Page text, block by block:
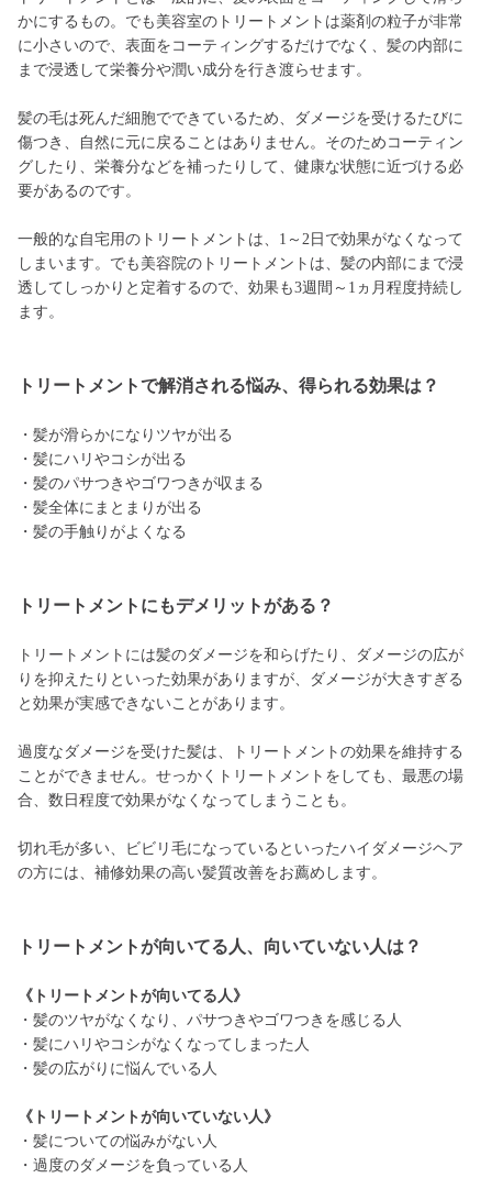
かにするもの。でも美容室のトリートメントは薬剤の粒子が非常
に小さいので、表面をコーティングするだけでなく、髪の内部に
まで浸透して栄養分や潤い成分を行き渡らせます。
髪の毛は死んだ細胞でできているため、ダメージを受けるたびに
傷つき、自然に元に戻ることはありません。そのためコーティン
グしたり、栄養分などを補ったりして、健康な状態に近づける必
要があるのです。
一般的な自宅用のトリートメントは、1～2日で効果がなくなって
しまいます。でも美容院のトリートメントは、髪の内部にまで浸
透してしっかりと定着するので、効果も3週間～1ヵ月程度持続し
ます。
トリートメントで解消される悩み、得られる効果は？
・髪が滑らかになりツヤが出る
・髪にハリやコシが出る
・髪のパサつきやゴワつきが収まる
・髪全体にまとまりが出る
・髪の手触りがよくなる
トリートメントにもデメリットがある？
トリートメントには髪のダメージを和らげたり、ダメージの広が
りを抑えたりといった効果がありますが、ダメージが大きすぎる
と効果が実感できないことがあります。
過度なダメージを受けた髪は、トリートメントの効果を維持する
ことができません。せっかくトリートメントをしても、最悪の場
合、数日程度で効果がなくなってしまうことも。
切れ毛が多い、ビビリ毛になっているといったハイダメージヘア
の方には、補修効果の高い髪質改善をお薦めします。
トリートメントが向いてる人、向いていない人は？
《トリートメントが向いてる人》
・髪のツヤがなくなり、パサつきやゴワつきを感じる人
・髪にハリやコシがなくなってしまった人
・髪の広がりに悩んでいる人
《トリートメントが向いていない人》
・髪についての悩みがない人
・過度のダメージを負っている人